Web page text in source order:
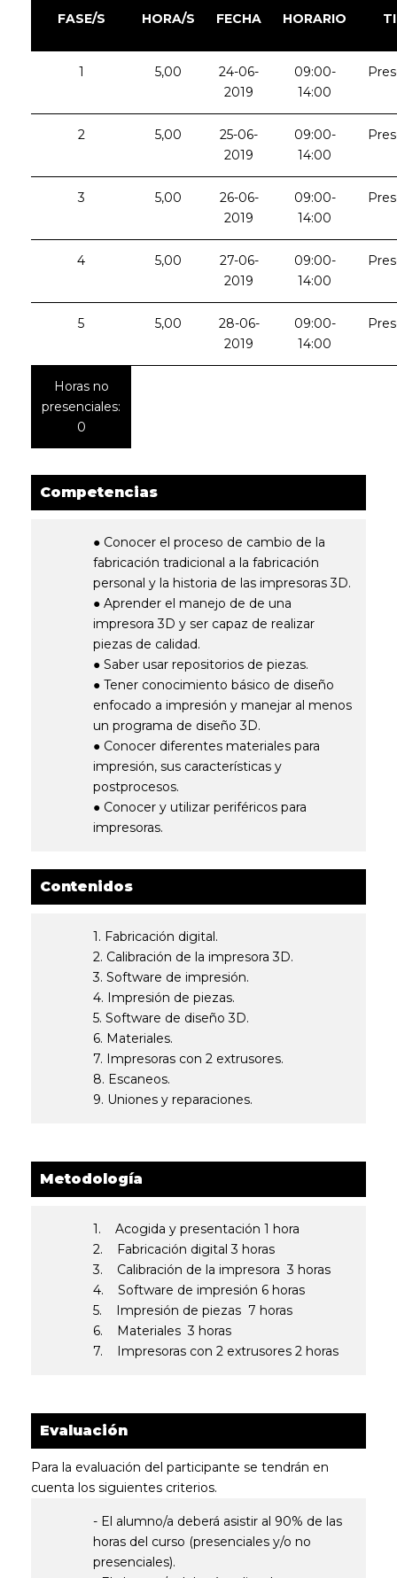
FASE/S HORA/S FECHA HORARIO
1 5,00
24-06-
2019
09:00-
14:00
2 5,00
25-06-
2019
09:00-
14:00
3 5,00
26-06-
2019
09:00-
14:00
4 5,00
27-06-
2019
09:00-
14:00
5 5,00
28-06-
2019
09:00-
14:00
Horas no
presenciales:
0
Competencias
● Conocer el proceso de cambio de la
fabricación tradicional a la fabricación
personal y la historia de las impresoras 3D.
● Aprender el manejo de de una
impresora 3D y ser capaz de realizar
piezas de calidad.
● Saber usar repositorios de piezas.
● Tener conocimiento básico de diseño
enfocado a impresión y manejar al menos
un programa de diseño 3D.
● Conocer diferentes materiales para
impresión, sus características y
postprocesos.
● Conocer y utilizar periféricos para
impresoras.
Contenidos
1. Fabricación digital.
2. Calibración de la impresora 3D.
3. Software de impresión.
4. Impresión de piezas.
5. Software de diseño 3D.
6. Materiales.
7. Impresoras con 2 extrusores.
8. Escaneos.
9. Uniones y reparaciones.
Metodología
1. Acogida y presentación 1 hora
2. Fabricación digital 3 horas
3. Calibración de la impresora 3 horas
4. Software de impresión 6 horas
5. Impresión de piezas 7 horas
6. Materiales 3 horas
7. Impresoras con 2 extrusores 2 horas
Evaluación
Para la evaluación del participante se tendrán en
cuenta los siguientes criterios.
- El alumno/a deberá asistir al 90% de las
horas del curso (presenciales y/o no
presenciales).